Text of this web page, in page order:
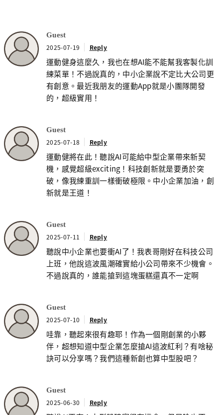
Guest
2025-07-19 Reply
運動健身這麼久，我也在想AI能不能幫我客製化訓
練菜單！不過說真的，中小企業說不定比大公司更
有創意。最近我朋友的運動App就是小團隊開發
的，超級實用！
Guest
2025-07-18 Reply
運動健將在此！聽說AI可能給中型企業帶來新契
機，感覺超級exciting！科技創新就是要勇於突
破，像我練重訓一樣衝破極限。中小企業加油，創
新就是王道！
Guest
2025-07-11 Reply
聽說中小企業也要衝AI了！我表哥剛好在科技公司
上班，他說這波風潮確實給小公司帶來不少機會。
不過說真的，誰能搶到這塊蛋糕還真不一定啊
Guest
2025-07-10 Reply
哇靠，聽起來很有趣耶！作為一個剛創業的小夥
伴，超想知道中型企業怎麼搶AI這波紅利？有啥秘
訣可以分享嗎？我們這種新創也算中型股吧？
Guest
2025-06-30 Reply